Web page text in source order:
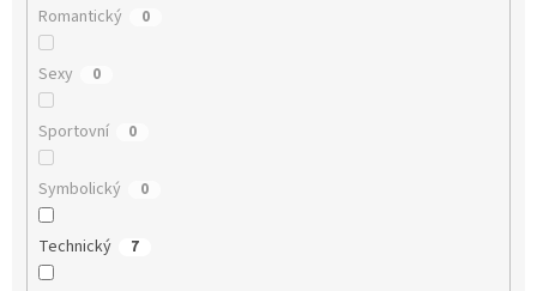
Romantický 0
Sexy 0
Sportovní 0
Symbolický 0
Technický 7